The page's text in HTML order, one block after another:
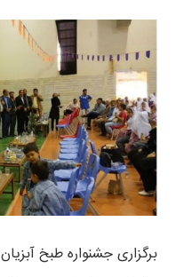
View
Larger
Image
برگزاری جشنواره طبخ آبزیان